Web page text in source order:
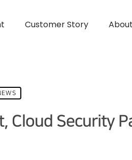
Customer Story
Cloud Security